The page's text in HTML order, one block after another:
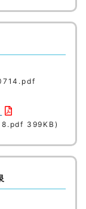
399KB)